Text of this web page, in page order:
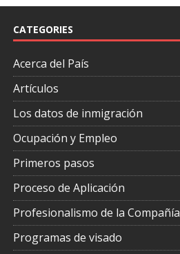
CATEGORIES
Acerca del País
Artículos
Los datos de inmigración
Ocupación y Empleo
Primeros pasos
Proceso de Aplicación
Profesionalismo de la Compañía
Programas de visado